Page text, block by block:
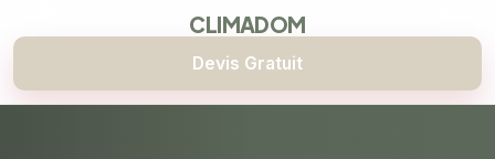
CLIMADOM
Devis Gratuit